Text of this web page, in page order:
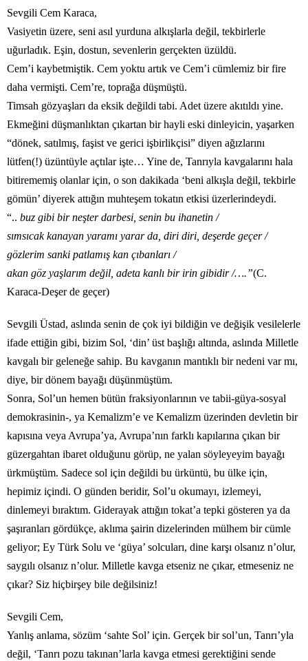
Sevgili Cem Karaca,
Vasiyetin üzere, seni asıl yurduna alkışlarla değil, tekbirlerle
uğurladık. Eşin, dostun, sevenlerin gerçekten üzüldü.
Cem’i kaybetmiştik. Cem yoktu artık ve Cem’i cümlemiz bir fire
daha vermişti. Cem’re, toprağa düşmüştü.
Timsah gözyaşları da eksik değildi tabi. Adet üzere akıtıldı yine.
Ekmeğini düşmanlıktan çıkartan bir hayli eski dinleyicin, yaşarken
“dönek, satılmış, faşist ve gerici işbirlikçisi” diyen ağızlarını
lütfen(!) üzüntüyle açtılar işte… Yine de, Tanrıyla kavgalarını hala
bitirememiş olanlar için, o son dakikada ‘beni alkışla değil, tekbirle
gömün’ diyerek attığın muhteşem tokatın etkisi üzerlerindeydi.
“.. buz gibi bir neşter darbesi, senin bu ihanetin /
sımsıcak kanayan yaramı yarar da, diri diri, deşerde geçer /
gözlerim sanki patlamış kan çıbanları /
akan göz yaşlarım değil, adeta kanlı bir irin gibidir /….”(C.
Karaca-Deşer de geçer)
Sevgili Üstad, aslında senin de çok iyi bildiğin ve değişik vesilelerle
ifade ettiğin gibi, bizim Sol, ‘din’ üst başlığı altında, aslında Milletle
kavgalı bir geleneğe sahip. Bu kavganın mantıklı bir nedeni var mı,
diye, bir dönem bayağı düşünmüştüm.
Sonra, Sol’un hemen bütün fraksiyonlarının ve tabii-güya-sosyal
demokrasinin-, ya Kemalizm’e ve Kemalizm üzerinden devletin bir
kapısına veya Avrupa’ya, Avrupa’nın farklı kapılarına çıkan bir
güzergahtan ibaret olduğunu görüp, ne yalan söyleyeyim bayağı
ürkmüştüm. Sadece sol için değildi bu ürküntü, bu ülke için,
hepimiz içindi. O günden beridir, Sol’u okumayı, izlemeyi,
dinlemeyi bıraktım. Giderayak attığın tokat’a tepki gösteren ya da
şaşıranları gördükçe, aklıma şairin dizelerinden mülhem bir cümle
geliyor; Ey Türk Solu ve ‘güya’ solcuları, dine karşı olsanız n’olur,
saygılı olsanız n’olur. Milletle kavga etseniz ne çıkar, etmeseniz ne
çıkar? Siz hiçbirşey bile değilsiniz!
Sevgili Cem,
Yanlış anlama, sözüm ‘sahte Sol’ için. Gerçek bir sol’un, Tanrı’yla
değil, ‘Tanrı pozu takınan’larla kavga etmesi gerektiğini sende